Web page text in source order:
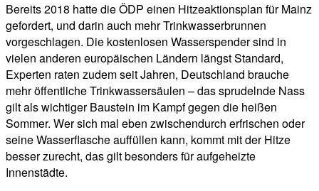
Bereits 2018 hatte die ÖDP einen Hitzeaktionsplan für Mainz
gefordert, und darin auch mehr Trinkwasserbrunnen
vorgeschlagen. Die kostenlosen Wasserspender sind in
vielen anderen europäischen Ländern längst Standard,
Experten raten zudem seit Jahren, Deutschland brauche
mehr öffentliche Trinkwassersäulen – das sprudelnde Nass
gilt als wichtiger Baustein im Kampf gegen die heißen
Sommer. Wer sich mal eben zwischendurch erfrischen oder
seine Wasserflasche auffüllen kann, kommt mit der Hitze
besser zurecht, das gilt besonders für aufgeheizte
Innenstädte.